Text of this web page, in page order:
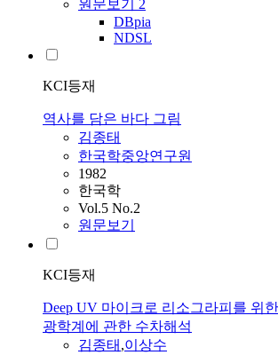
원문보기 2
DBpia
NDSL
KCI등재
역사를 담은 바다 그림
김종태
한국학중앙연구원
1982
한국학
Vol.5 No.2
원문보기
KCI등재
Deep UV 마이크로 리소그라피를 위
광학계에 관한 수차해석
김종태 ,이상수